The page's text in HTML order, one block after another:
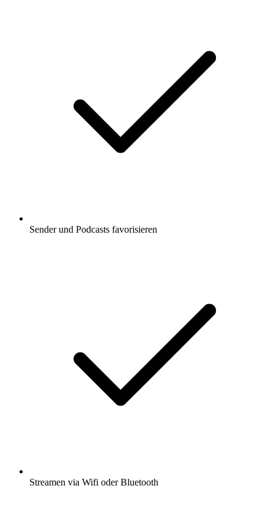
Sender und Podcasts favorisieren
Streamen via Wifi oder Bluetooth